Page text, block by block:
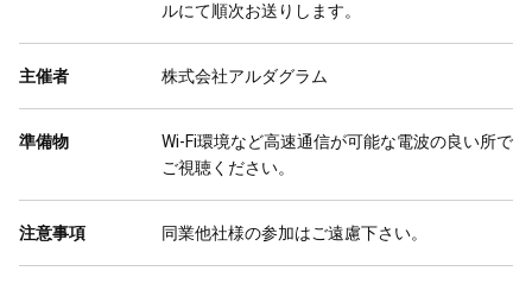
ルにて順次お送りします。
主催者 株式会社アルダグラム
準備物
Wi-Fi環境など高速通信が可能な電波の良い所で
ご視聴ください。
注意事項 同業他社様の参加はご遠慮下さい。